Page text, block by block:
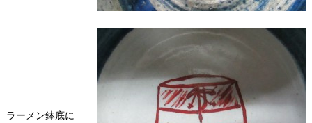
ラーメン鉢底に